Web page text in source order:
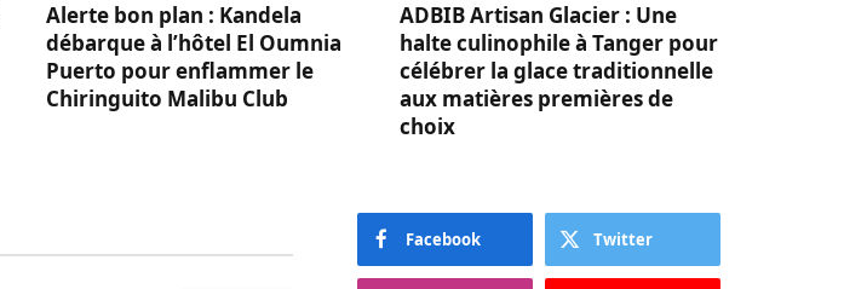
Alerte bon plan : Kandela
débarque à l’hôtel El Oumnia
Puerto pour enflammer le
Chiringuito Malibu Club
ADBIB Artisan Glacier : Une
halte culinophile à Tanger pour
célébrer la glace traditionnelle
aux matières premières de
choix
Facebook Twitter